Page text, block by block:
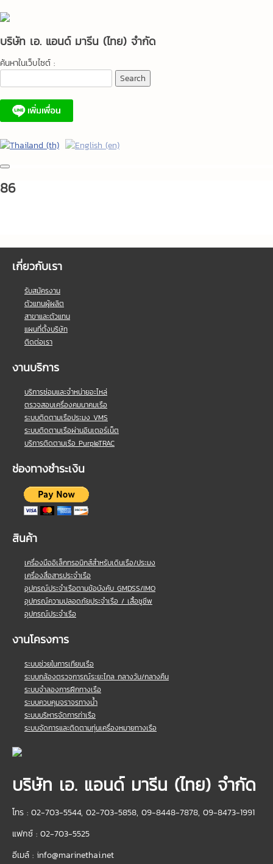
to
บริษัท เอ. แอนด์ มารีน (ไทย) จำกัด
ค้นหาในเว็บไซต์ :
86
เกี่ยวกับเรา
รับสมัครงาน
ตัวแทนผู้ผลิต
สาขาและตัวแทน
แผนที่ตั้งบริษัท
ติดต่อเรา
งานบริการ
บริการซ่อมและจำหน่ายอะไหล่
ตรวจสอบเครื่องคมนาคมเรือ
ระบบติดตามเรือประมง VMS
ระบบติดตามเรือผ่านอินเตอร์เน็ต
บริการติดตามเรือ PurpleTRAC
ช่องทางชำระเงิน
สินค้า
เครื่องมืออิเล็กทรอนิกส์สำหรับเดินเรือ/ประมง
เครื่องสื่อสารประจำเรือ
อุปกรณ์ประจำเรือตามข้อบังคับ GMDSS/IMO
อุปกรณ์ความปลอดภัยประจำเรือ / เสื้อชูชีพ
อุปกรณ์ประจำเรือ
งานโครงการ
ระบบช่วยในการเทียบเรือ
ระบบกล้องตรวจการณ์ระยะไกล กลางวัน/กลางคืน
ระบบจำลองการฝึกทางเรือ
ระบบควบคุมจราจรทางน้ำ
ระบบบริหารจัดการท่าเรือ
ระบบจัดการและติดตามทุ่นเครื่องหมายทางเรือ
บริษัท เอ. แอนด์ มารีน (ไทย) จำกัด
โทร : 02-703-5544, 02-703-5858, 09-8448-7878, 09-8473-1991
แฟกซ์ : 02-703-5525
อีเมล์ : info@marinethai.net